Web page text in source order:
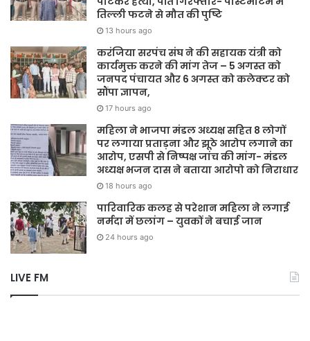
तिल्ली फटने से मौत की पुष्टि
13 hours ago
करंजिया सरपंच संघ ने की सहायक यंत्री को
कार्यमुक्त करने की मांग तेज – 5 अगस्त को
जनपद पंचायत और 6 अगस्त को कलेक्टर को
सौंपा ज्ञापन,
17 hours ago
महिला ने भाजपा मंडल अध्यक्ष सहित 8 लोगों
पर लगाया प्रताड़ना और झूठे आरोप लगाने का
आरोप, एसपी से निष्पक्ष जांच की मांग- मंडल
अध्यक्ष भजन दास ने बताया आरोपो को निराधार
18 hours ago
पारिवारिक कलह से परेशान महिला ने लगाई
नर्मदा में छलांग – युवकों ने बचाई जान
24 hours ago
LIVE FM